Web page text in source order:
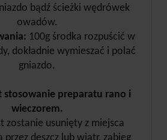
bądź ścieżki wędrówek
owadów.
100g środka rozpuścić w
dokładnie wymieszać i polać
gniazdo.
stosowanie preparatu rano i
wieczorem.
zostanie usunięty z miejsca